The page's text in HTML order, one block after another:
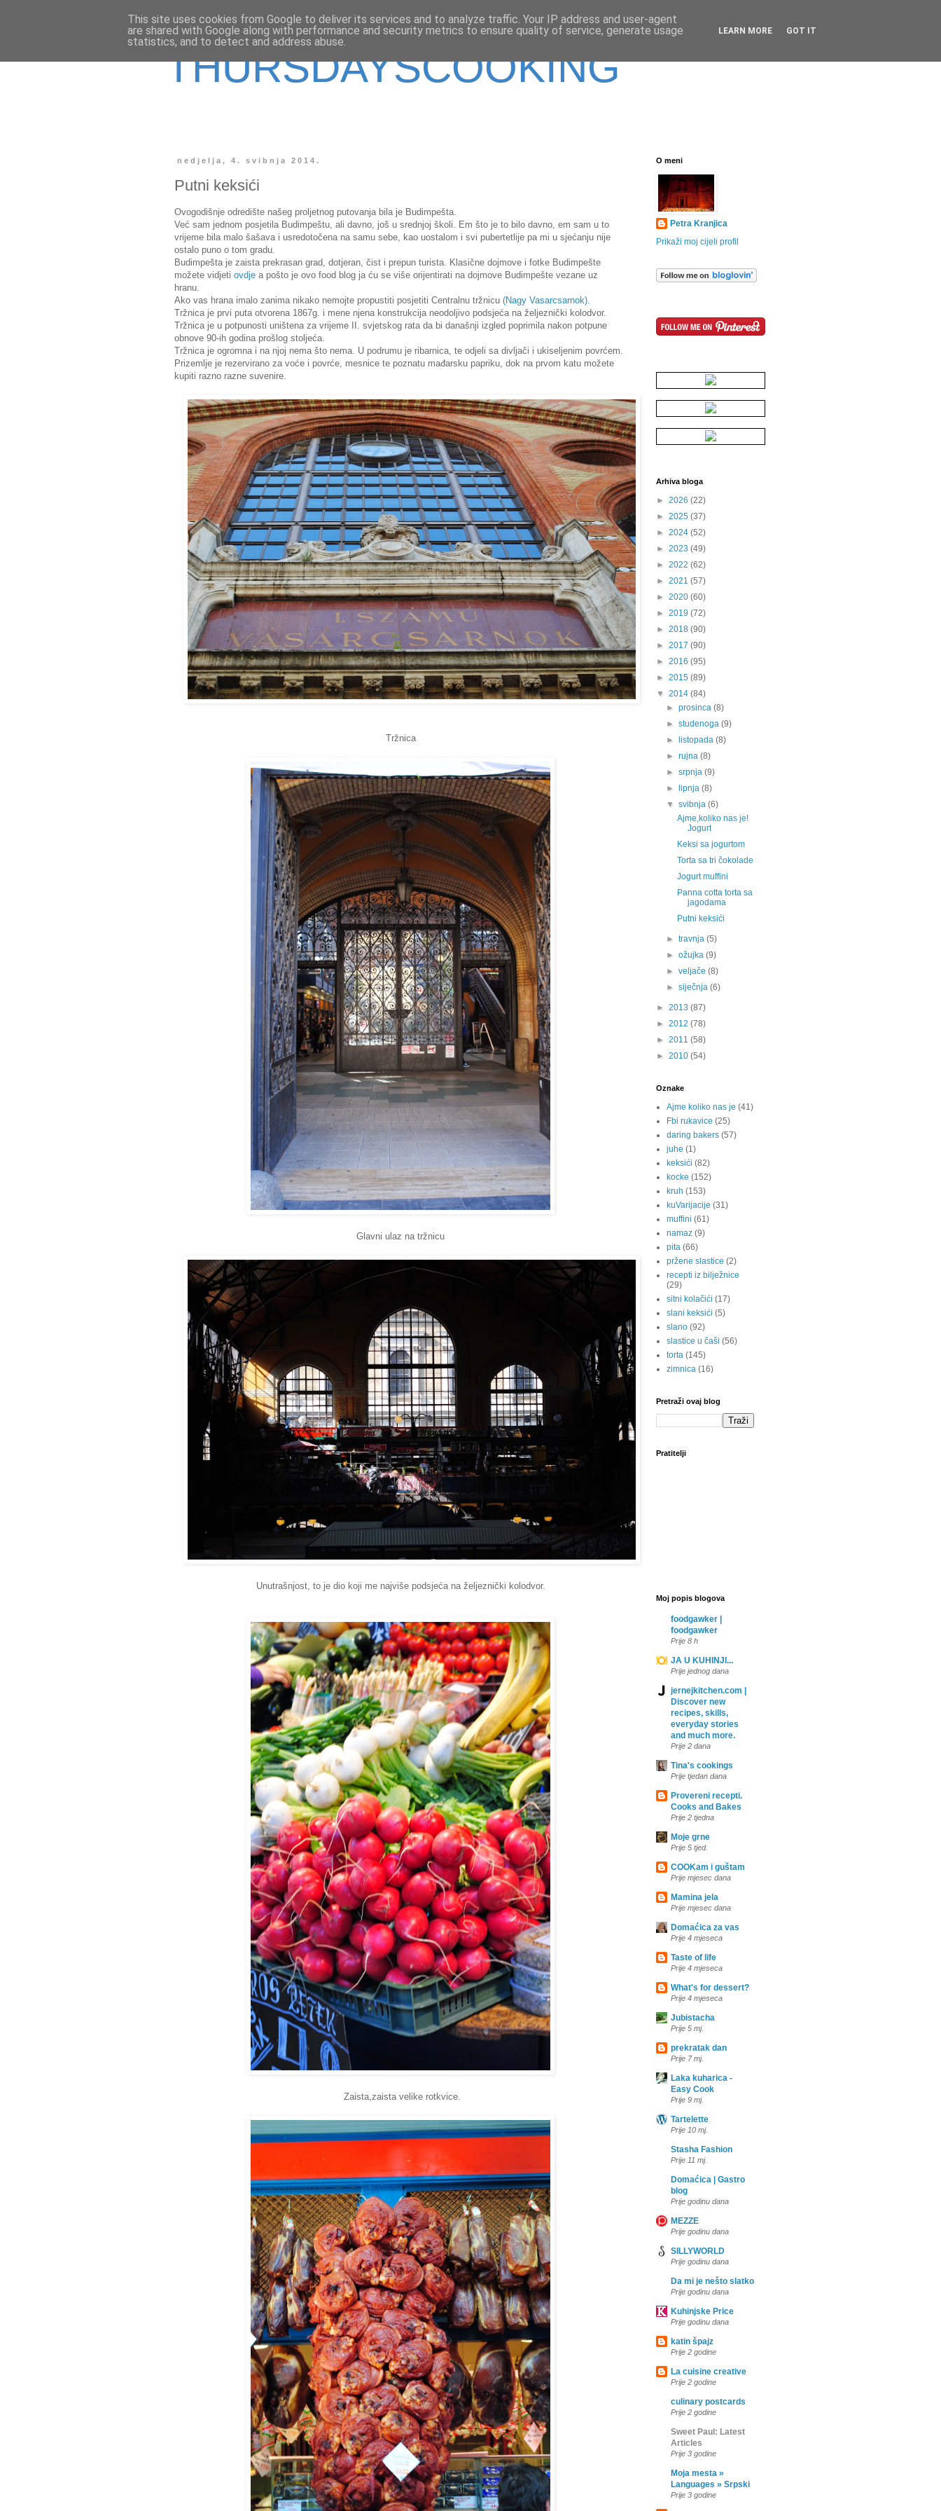
THURSDAYSCOOKING
nedjelja, 4. svibnja 2014.
Putni keksići
Ovogodišnje odredište našeg proljetnog putovanja bila je Budimpešta.
Već sam jednom posjetila Budimpeštu, ali davno, još u srednjoj školi. Em što je to bilo davno, em sam u to
vrijeme bila malo šašava i usredotočena na samu sebe, kao uostalom i svi pubertetlije pa mi u sjećanju nije
ostalo puno o tom gradu.
Budimpešta je zaista prekrasan grad, dotjeran, čist i prepun turista. Klasične dojmove i fotke Budimpešte
možete vidjeti ovdje a pošto je ovo food blog ja ću se više orijentirati na dojmove Budimpešte vezane uz
hranu.
Ako vas hrana imalo zanima nikako nemojte propustiti posjetiti Centralnu tržnicu (Nagy Vasarcsarnok).
Tržnica je prvi puta otvorena 1867g. i mene njena konstrukcija neodoljivo podsjeća na željeznički kolodvor.
Tržnica je u potpunosti uništena za vrijeme II. svjetskog rata da bi današnji izgled poprimila nakon potpune
obnove 90-ih godina prošlog stoljeća.
Tržnica je ogromna i na njoj nema što nema. U podrumu je ribarnica, te odjeli sa divljači i ukiseljenim povrćem.
Prizemlje je rezervirano za voće i povrće, mesnice te poznatu mađarsku papriku, dok na prvom katu možete
kupiti razno razne suvenire.
Tržnica
Glavni ulaz na tržnicu
Unutrašnjost, to je dio koji me najviše podsjeća na željeznički kolodvor.
Zaista,zaista velike rotkvice.
O meni
Petra Kranjica
Prikaži moj cijeli profil
Arhiva bloga
► 2026 (22)
► 2025 (37)
► 2024 (52)
► 2023 (49)
► 2022 (62)
► 2021 (57)
► 2020 (60)
► 2019 (72)
► 2018 (90)
► 2017 (90)
► 2016 (95)
► 2015 (89)
▼ 2014 (84)
►prosinca(8)
►studenoga(9)
►
listopada(8)
►rujna(8)
►srpnja(9)
►
lipnja(8)
▼svibnja(6)
Ajme,koliko nas je!
Jogurt
Keksi sa jogurtom
Torta sa tri čokolade
Jogurt muffini
Panna cotta torta sa
jagodama
Putni keksići
►travnja(5)
►ožujka(9)
►veljače(8)
►siječnja(6)
► 2013 (87)
► 2012 (78)
► 2011 (58)
► 2010 (54)
Oznake
Ajme koliko nas je (41)
Fbi rukavice (25)
daring bakers (57)
juhe (1)
keksići (82)
kocke (152)
kruh (153)
kuVarijacije (31)
muffini (61)
namaz (9)
pita (66)
pržene slastice (2)
recepti iz bilježnice
(29)
sitni kolačići (17)
slani keksići (5)
slano (92)
slastice u čaši (56)
torta (145)
zimnica (16)
Pretraži ovaj blog
Pratitelji
Moj popis blogova
foodgawker |
foodgawker
Prije 8 h
JA U KUHINJI...
Prije jednog dana
jernejkitchen.com |
Discover new
recipes, skills,
everyday stories
and much more.
Prije 2 dana
Tina's cookings
Prije tjedan dana
Provereni recepti.
Cooks and Bakes
Prije 2 tjedna
Moje grne
Prije 5 tjed.
COOKam i guštam
Prije mjesec dana
Mamina jela
Prije mjesec dana
Domaćica za vas
Prije 4 mjeseca
Taste of life
Prije 4 mjeseca
What's for dessert?
Prije 4 mjeseca
Jubistacha
Prije 5 mj.
prekratak dan
Prije 7 mj.
Laka kuharica -
Easy Cook
Prije 9 mj.
Tartelette
Prije 10 mj.
Stasha Fashion
Prije 11 mj.
Domaćica | Gastro
blog
Prije godinu dana
MEZZE
Prije godinu dana
SILLYWORLD
Prije godinu dana
Da mi je nešto slatko
Prije godinu dana
Kuhinjske Price
Prije godinu dana
katin špajz
Prije 2 godine
La cuisine creative
Prije 2 godine
culinary postcards
Prije 2 godine
Sweet Paul: Latest
Articles
Prije 3 godine
Moja mesta »
Languages » Srpski
Prije 3 godine
This site uses cookies from Google to deliver its services and to analyze traffic. Your IP address and user-agent
are shared with Google along with performance and security metrics to ensure quality of service, generate usage
statistics, and to detect and address abuse.
LEARN MORE GOT IT